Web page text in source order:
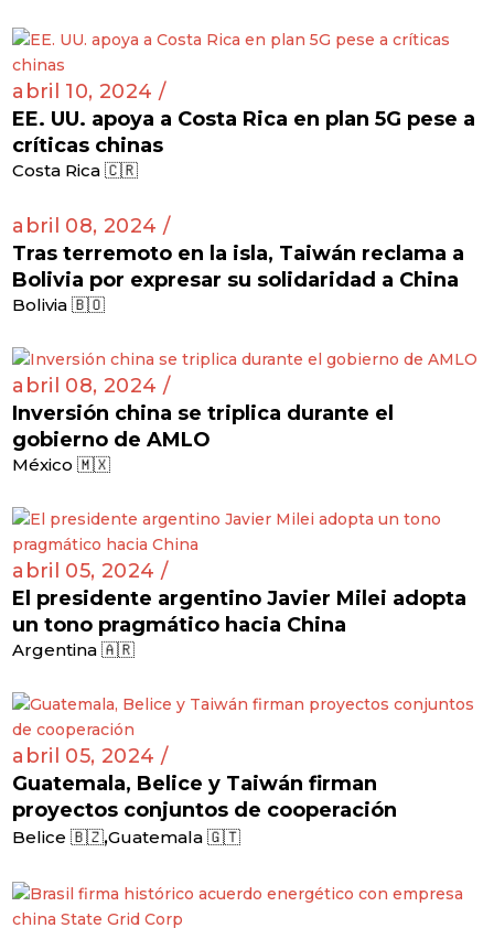
abril 10, 2024 /
EE. UU. apoya a Costa Rica en plan 5G pese a
críticas chinas
Costa Rica 🇨🇷
abril 08, 2024 /
Tras terremoto en la isla, Taiwán reclama a
Bolivia 🇧🇴
abril 08, 2024 /
Inversión china se triplica durante el
México 🇲🇽
abril 05, 2024 /
El presidente argentino Javier Milei adopta
Argentina 🇦🇷
abril 05, 2024 /
Guatemala, Belice y Taiwán firman
Belice 🇧🇿,Guatemala 🇬🇹